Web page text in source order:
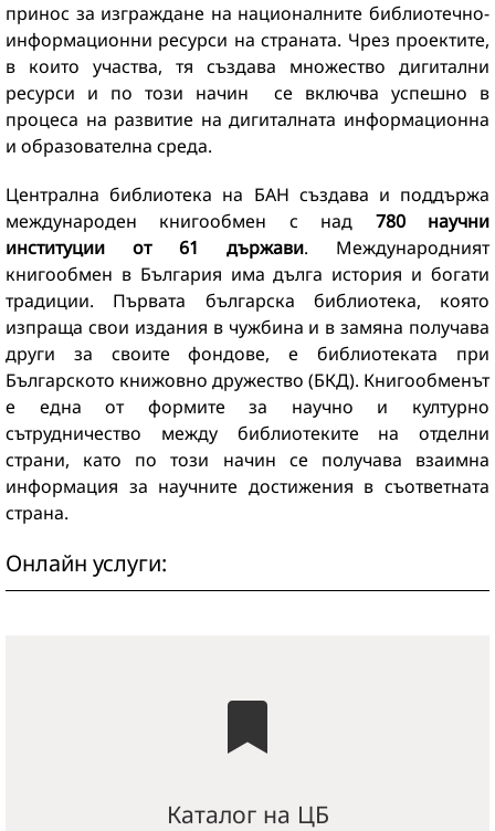
принос за изграждане на националните библиотечно-
информационни ресурси на страната. Чрез проектите,
в които участва, тя създава множество дигитални
ресурси и по този начин се включва успешно в
процеса на развитие на дигиталната информационна
и образователна среда.
Централна библиотека на БАН създава и поддържа
международен книгообмен с над 780 научни
институции от 61 държави. Международният
книгообмен в България има дълга история и богати
традиции. Първата българска библиотека, която
изпраща свои издания в чужбина и в замяна получава
други за своите фондове, е библиотеката при
Българското книжовно дружество (БКД). Книгообменът
е една от формите за научно и културно
сътрудничество между библиотеките на отделни
страни, като по този начин се получава взаимна
информация за научните достижения в съответната
страна.
Онлайн услуги:
Каталог на ЦБ